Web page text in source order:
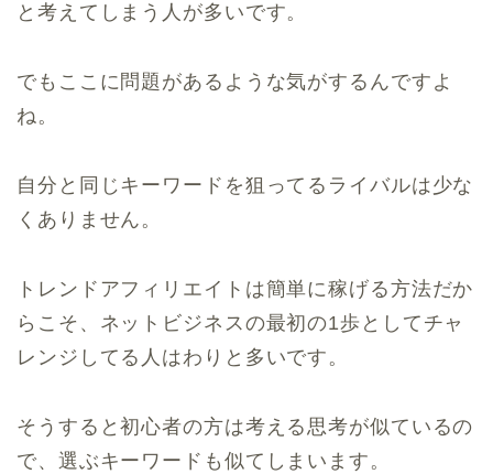
と考えてしまう人が多いです。
でもここに問題があるような気がするんですよ
ね。
自分と同じキーワードを狙ってるライバルは少な
くありません。
トレンドアフィリエイトは簡単に稼げる方法だか
らこそ、ネットビジネスの最初の1歩としてチャ
レンジしてる人はわりと多いです。
そうすると初心者の方は考える思考が似ているの
で、選ぶキーワードも似てしまいます。